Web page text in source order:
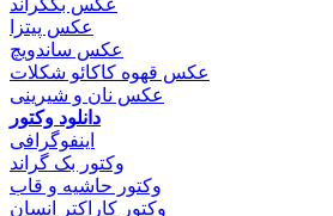
عکس پیتزا
عکس ساندویچ
عکس قهوه کاکائو شکلات
عکس نان و شیرینی
دانلود وکتور
اینفوگرافی
وکتور بک گراند
وکتور حاشیه و قاب
وکتور کاراکتر انسان